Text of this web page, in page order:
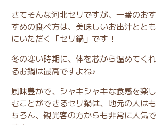
さてそんな河北セリですが、一番のおす
すめの食べ方は、美味しいお出汁ととも
にいただく「セリ鍋」です！
冬の寒い時期に、体を芯から温めてくれ
るお鍋は最高ですよね♪
風味豊かで、シャキシャキな食感を楽し
むことができるセリ鍋は、地元の人はも
ちろん、観光客の方からも非常に人気で